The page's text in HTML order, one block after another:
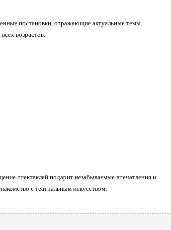
постановки, отражающие актуальные темы.
возрастов.
спектаклей подарит незабываемые впечатления и
с театральным искусством.